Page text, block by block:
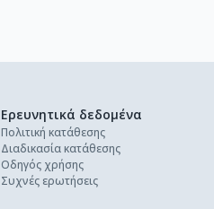
Ερευνητικά δεδομένα
Πολιτική κατάθεσης
Διαδικασία κατάθεσης
Οδηγός χρήσης
Συχνές ερωτήσεις